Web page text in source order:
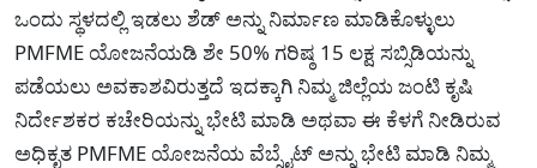
ಒಂದು ಸ್ಥಳದಲ್ಲಿ ಇಡಲು ಶೆಡ್ ಅನ್ನು ನಿರ್ಮಾಣ ಮಾಡಿಕೊಳ್ಳುಲು
PMFME ಯೋಜನೆಯಡಿ ಶೇ 50% ಗರಿಷ್ಠ 15 ಲಕ್ಷ ಸಬ್ಸಿಡಿಯನ್ನು
ಪಡೆಯಲು ಅವಕಾಶವಿರುತ್ತದೆ ಇದಕ್ಕಾಗಿ ನಿಮ್ಮ ಜಿಲ್ಲೆಯ ಜಂಟಿ ಕೃಷಿ
ನಿರ್ದೇಶಕರ ಕಚೇರಿಯನ್ನು ಭೇಟಿ ಮಾಡಿ ಅಥವಾ ಈ ಕೆಳಗೆ ನೀಡಿರುವ
ಅಧಿಕೃತ PMFME ಯೋಜನೆಯ ವೆಬ್ಸೈಟ್ ಅನ್ನು ಭೇಟಿ ಮಾಡಿ ನಿಮ್ಮ